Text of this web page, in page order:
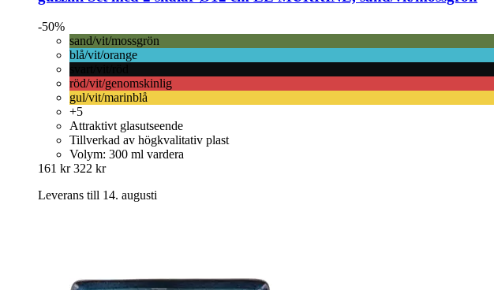
-50%
sand/vit/mossgrön
blå/vit/orange
röd/vit/genomskinlig
gul/vit/marinblå
+5
Attraktivt glasutseende
Tillverkad av högkvalitativ plast
Volym: 300 ml vardera
161 kr 322 kr
Leverans till 14. augusti